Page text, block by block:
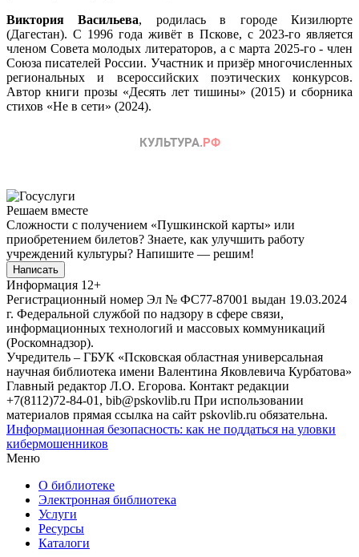
Виктория Васильева, родилась в городе Кизилюрте
(Дагестан). С 1996 года живёт в Пскове, с 2023-го является
членом Совета молодых литераторов, а с марта 2025-го - член
Союза писателей России. Участник и призёр многочисленных
региональных и всероссийских поэтических конкурсов.
Автор книги прозы «Десять лет тишины» (2015) и сборника
стихов «Не в сети» (2024).
Решаем вместе
Сложности с получением «Пушкинской карты» или
приобретением билетов? Знаете, как улучшить работу
учреждений культуры? Напишите — решим!
Написать
Информация 12+
Регистрационный номер Эл № ФС77-87001 выдан 19.03.2024
г. Федеральной службой по надзору в сфере связи,
информационных технологий и массовых коммуникаций
(Роскомнадзор).
Учредитель – ГБУК «Псковская областная универсальная
научная библиотека имени Валентина Яковлевича Курбатова»
Главный редактор Л.О. Егорова. Контакт редакции
+7(8112)72-84-01, bib@pskovlib.ru При использовании
материалов прямая ссылка на сайт pskovlib.ru обязательна.
Информационная безопасность: как не поддаться на уловки
кибермошенников
Меню
О библиотеке
Электронная библиотека
Услуги
Ресурсы
Каталоги